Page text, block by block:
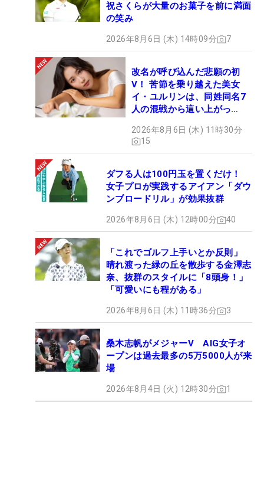
祝さくらが大量のお菓子を前に満面
の笑み
2026年8月6日 (木) 14時09分 7
改名が呼び込んだ悲願の初
V！ 苦節を乗り越えた美女
イ・ユルリンは、同姓同名7
人の混戦から這い上がっ
2026年8月6日 (木) 11時30分
15
ダフる人は100円玉を置くだけ！
女子プロが実践するアイアン「ダウ
ンブロードリル」が効果抜群
2026年8月6日 (木) 12時00分 40
「これでゴルフ上手いとか反則」
晴れ渡った緑の丘を散歩する金澤志
奈、抜群のスタイルに「8頭身！」
「可愛いにも程がある」
2026年8月6日 (木) 11時36分 3
桑木志帆がメジャーV AIG女子オ
ープンは過去最多の5万5000人が来
場
2026年8月4日 (火) 12時30分 1